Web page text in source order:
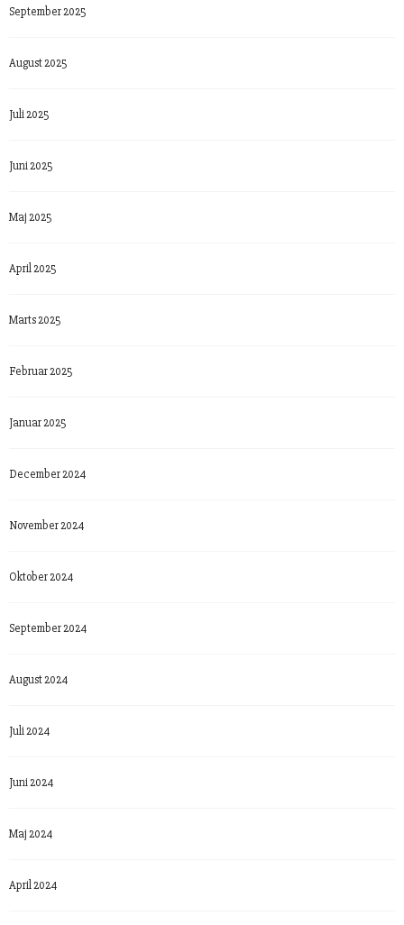
September 2025
August 2025
Juli 2025
Juni 2025
Maj 2025
April 2025
Marts 2025
Februar 2025
Januar 2025
December 2024
November 2024
Oktober 2024
September 2024
August 2024
Juli 2024
Juni 2024
Maj 2024
April 2024